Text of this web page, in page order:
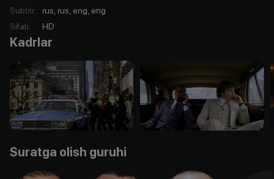
Subtitr:
rus, rus, eng, eng
Sifati: HD
Kadrlar
Suratga olish guruhi